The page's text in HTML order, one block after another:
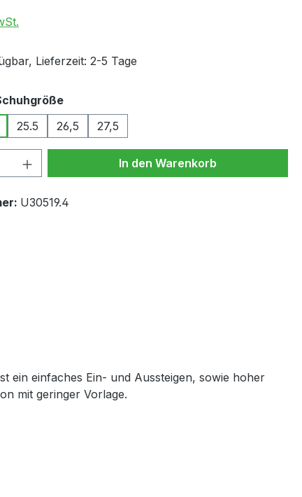
Lieferzeit: 2-5 Tage
auswählen
25.5 26,5 27,5
Gib den gewünschten Wert
In den Warenkorb
U30519.4
ein einfaches Ein- und Aussteigen, sowie hoher
mit geringer Vorlage.